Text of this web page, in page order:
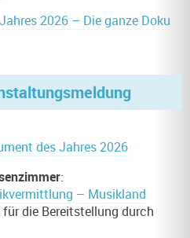
2026 – Die ganze Doku
des Jahres 2026
:
– Musikland
für die Bereitstellung durch